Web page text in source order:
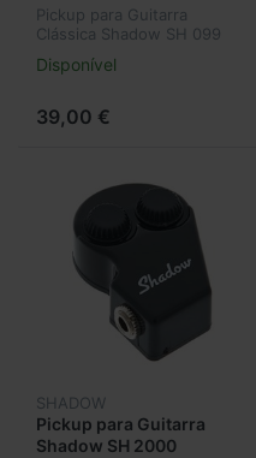
Pickup para Guitarra
Clássica Shadow SH 099
Disponível
39,00 €
SHADOW
Pickup para Guitarra
Shadow SH 2000